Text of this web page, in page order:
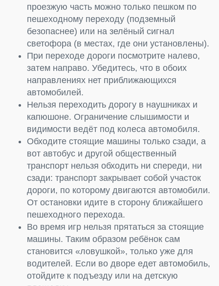
проезжую часть можно только пешком по
пешеходному переходу (подземный
безопаснее) или на зелёный сигнал
светофора (в местах, где они установлены).
При переходе дороги посмотрите налево,
затем направо. Убедитесь, что в обоих
направлениях нет приближающихся
автомобилей.
Нельзя переходить дорогу в наушниках и
капюшоне. Ограничение слышимости и
видимости ведёт под колеса автомобиля.
Обходите стоящие машины только сзади, а
вот автобус и другой общественный
транспорт нельзя обходить ни спереди, ни
сзади: транспорт закрывает собой участок
дороги, по которому двигаются автомобили.
От остановки идите в сторону ближайшего
пешеходного перехода.
Во время игр нельзя прятаться за стоящие
машины. Таким образом ребёнок сам
становится «ловушкой», только уже для
водителей. Если во дворе едет автомобиль,
отойдите к подъезду или на детскую